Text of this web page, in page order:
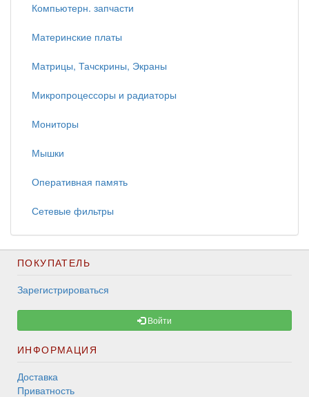
Компьютерн. запчасти
Материнские платы
Матрицы, Тачскрины, Экраны
Микропроцессоры и радиаторы
Мониторы
Мышки
Оперативная память
Сетевые фильтры
ПОКУПАТЕЛЬ
Зарегистрироваться
Войти
ИНФОРМАЦИЯ
Доставка
Приватность